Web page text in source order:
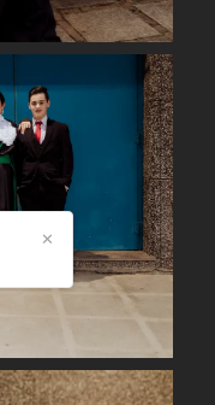
✕